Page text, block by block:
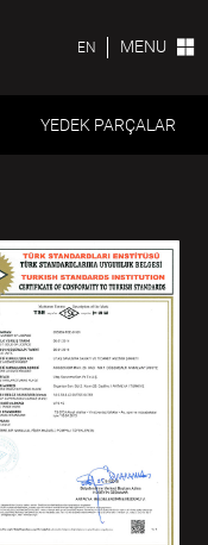
EN MENU
YEDEK PARÇALAR